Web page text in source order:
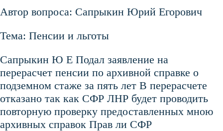
Автор вопроса: Сапрыкин Юрий Егорович
Тема: Пенсии и льготы
Сапрыкин Ю Е Подал заявление на
перерасчет пенсии по архивной справке о
подземном стаже за пять лет В перерасчете
отказано так как СФР ЛНР будет проводить
повторную проверку предоставленных мною
архивных справок Прав ли СФР